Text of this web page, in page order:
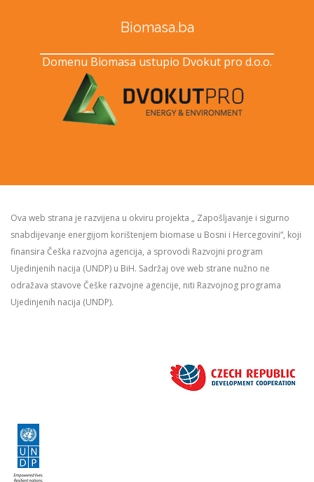
Biomasa.ba
Domenu Biomasa ustupio Dvokut pro d.o.o.
Ova web strana je razvijena u okviru projekta „ Zapošljavanje i sigurno
snabdijevanje energijom korištenjem biomase u Bosni i Hercegovini“, koji
finansira Češka razvojna agencija, a sprovodi Razvojni program
Ujedinjenih nacija (UNDP) u BiH. Sadržaj ove web strane nužno ne
odražava stavove Češke razvojne agencije, niti Razvojnog programa
Ujedinjenih nacija (UNDP).